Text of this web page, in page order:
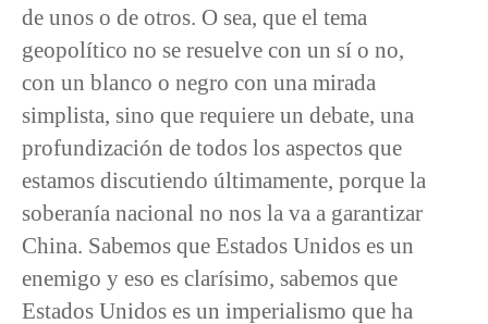
de unos o de otros. O sea, que el tema
geopolítico no se resuelve con un sí o no,
con un blanco o negro con una mirada
simplista, sino que requiere un debate, una
profundización de todos los aspectos que
estamos discutiendo últimamente, porque la
soberanía nacional no nos la va a garantizar
China. Sabemos que Estados Unidos es un
enemigo y eso es clarísimo, sabemos que
Estados Unidos es un imperialismo que ha